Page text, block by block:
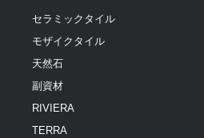
セラミックタイル
モザイクタイル
天然石
副資材
RIVIERA
TERRA